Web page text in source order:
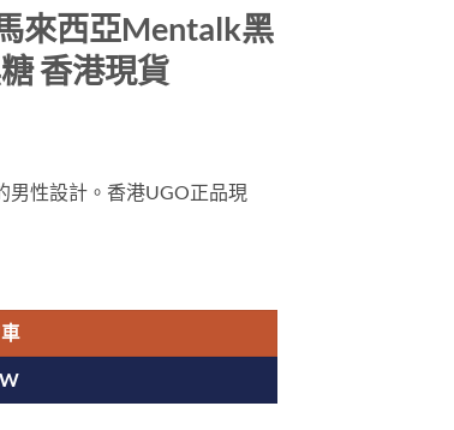
來西亞Mentalk黑
香港現貨
男性設計。香港UGO正品現